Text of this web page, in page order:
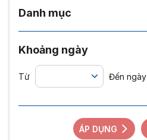
Danh mục
Khoảng ngày
Từ Đến ngày
ÁP DỤNG